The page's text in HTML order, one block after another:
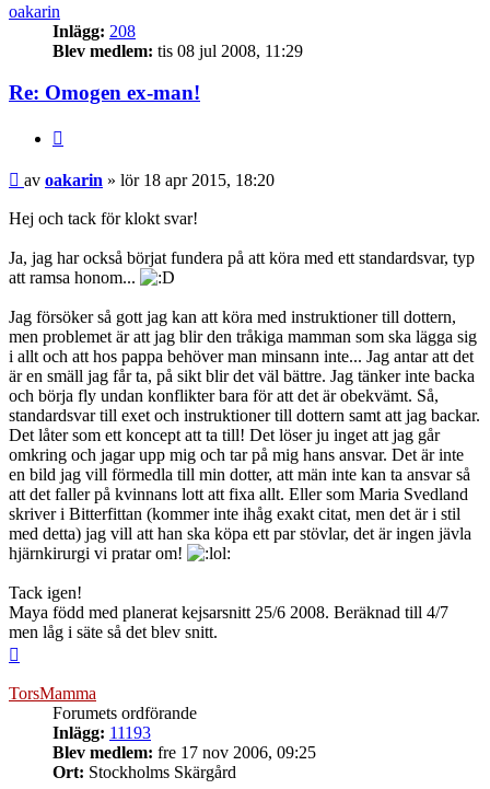
oakarin
Inlägg: 208
Blev medlem: tis 08 jul 2008, 11:29
Re: Omogen ex-man!
Inlägg
av oakarin » lör 18 apr 2015, 18:20
Hej och tack för klokt svar!
Ja, jag har också börjat fundera på att köra med ett standardsvar, typ
att ramsa honom...
Jag försöker så gott jag kan att köra med instruktioner till dottern,
men problemet är att jag blir den tråkiga mamman som ska lägga sig
i allt och att hos pappa behöver man minsann inte... Jag antar att det
är en smäll jag får ta, på sikt blir det väl bättre. Jag tänker inte backa
och börja fly undan konflikter bara för att det är obekvämt. Så,
standardsvar till exet och instruktioner till dottern samt att jag backar.
Det låter som ett koncept att ta till! Det löser ju inget att jag går
omkring och jagar upp mig och tar på mig hans ansvar. Det är inte
en bild jag vill förmedla till min dotter, att män inte kan ta ansvar så
att det faller på kvinnans lott att fixa allt. Eller som Maria Svedland
skriver i Bitterfittan (kommer inte ihåg exakt citat, men det är i stil
med detta) jag vill att han ska köpa ett par stövlar, det är ingen jävla
hjärnkirurgi vi pratar om!
Tack igen!
Maya född med planerat kejsarsnitt 25/6 2008. Beräknad till 4/7
men låg i säte så det blev snitt.
TorsMamma
Forumets ordförande
Inlägg: 11193
Blev medlem: fre 17 nov 2006, 09:25
Ort: Stockholms Skärgård